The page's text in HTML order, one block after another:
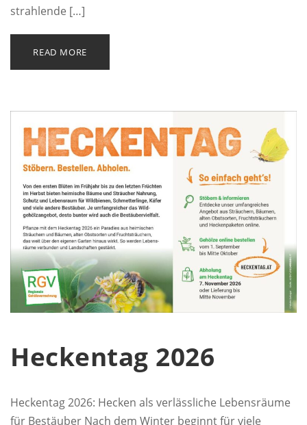
strahlende […]
READ MORE
Heckentag 2026
Heckentag 2026: Hecken als verlässliche Lebensräume
für Bestäuber Nach dem Winter beginnt für viele